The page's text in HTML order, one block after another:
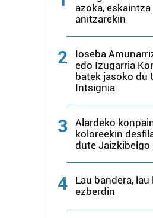
azoka, eskaintza
anitzarekin
2
Ioseba
edo Izugarria
batek jasoko du
Intsignia
3
Alardeko
koloreekin
dute Jaizkibelgo
4
Lau bandera, lau
ezberdin